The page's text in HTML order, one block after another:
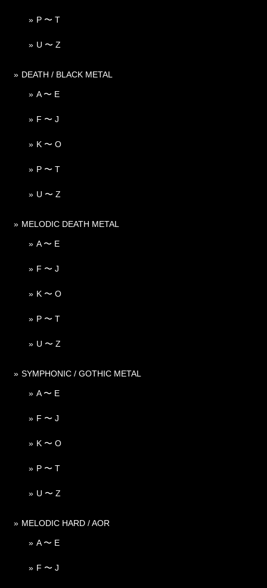
P 〜 T
U 〜 Z
DEATH / BLACK METAL
A 〜 E
F 〜 J
K 〜 O
P 〜 T
U 〜 Z
MELODIC DEATH METAL
A 〜 E
F 〜 J
K 〜 O
P 〜 T
U 〜 Z
SYMPHONIC / GOTHIC METAL
A 〜 E
F 〜 J
K 〜 O
P 〜 T
U 〜 Z
MELODIC HARD / AOR
A 〜 E
F 〜 J